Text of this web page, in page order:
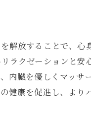
道でのチネイザンに
情のバランスを整える
イザンで心のブロッ
道でのチネイザンが
解放することで、
ラクゼーションと
内臓を優しくマッ
健康を促進し、より